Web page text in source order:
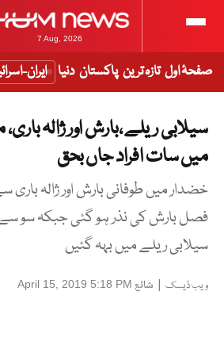
7 Aug, 2026
صفحۂ اول تازہ ترین پاکستان دنیا ایران-
سیلابی ریلے ،بارش اور ژالہ
میں سات افراد جاں بحق
خضدار میں طوفانی بارش اور ژالہ باری
فصل بارش کی نذر ہو گئی جبکہ سو سے
سیلابی ریلے میں بہہ گئیں
ویب ڈیسک | شائع April 15, 2019 5:18 PM